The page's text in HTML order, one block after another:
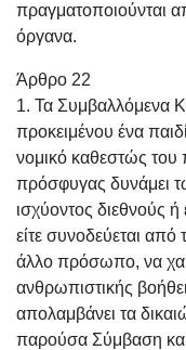
πραγματοποιούνται
όργανα.
Άρθρο 22
1. Τα Συμβαλλόμενα
προκειμένου ένα
νομικό καθεστώς
πρόσφυγας δυνάμει
ισχύοντος διεθνούς ή
είτε συνοδεύεται
άλλο πρόσωπο, να
ανθρωπιστικής
απολαμβάνει τα
παρούσα Σύμβαση και